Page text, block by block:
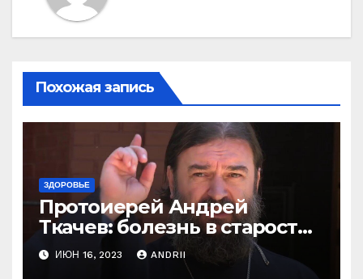
Похожая запись
ЗДОРОВЬЕ
Протоиерей Андрей
Ткачев: болезнь в старости
— это расплата за грехи?
Вот те раз!
ИЮН 16, 2023 ANDRII